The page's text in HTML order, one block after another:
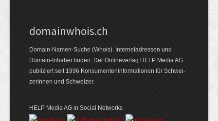
domainwhois.ch
Domain-Namen-Suche (Whois). Internet­adressen und
Domain-Inhaber finden. Der Online­verlag HELP Media AG
publiziert seit 1996 Konsumenten­informationen für Schwei­
zerinnen und Schweizer.
HELP Media AG in Social Networks